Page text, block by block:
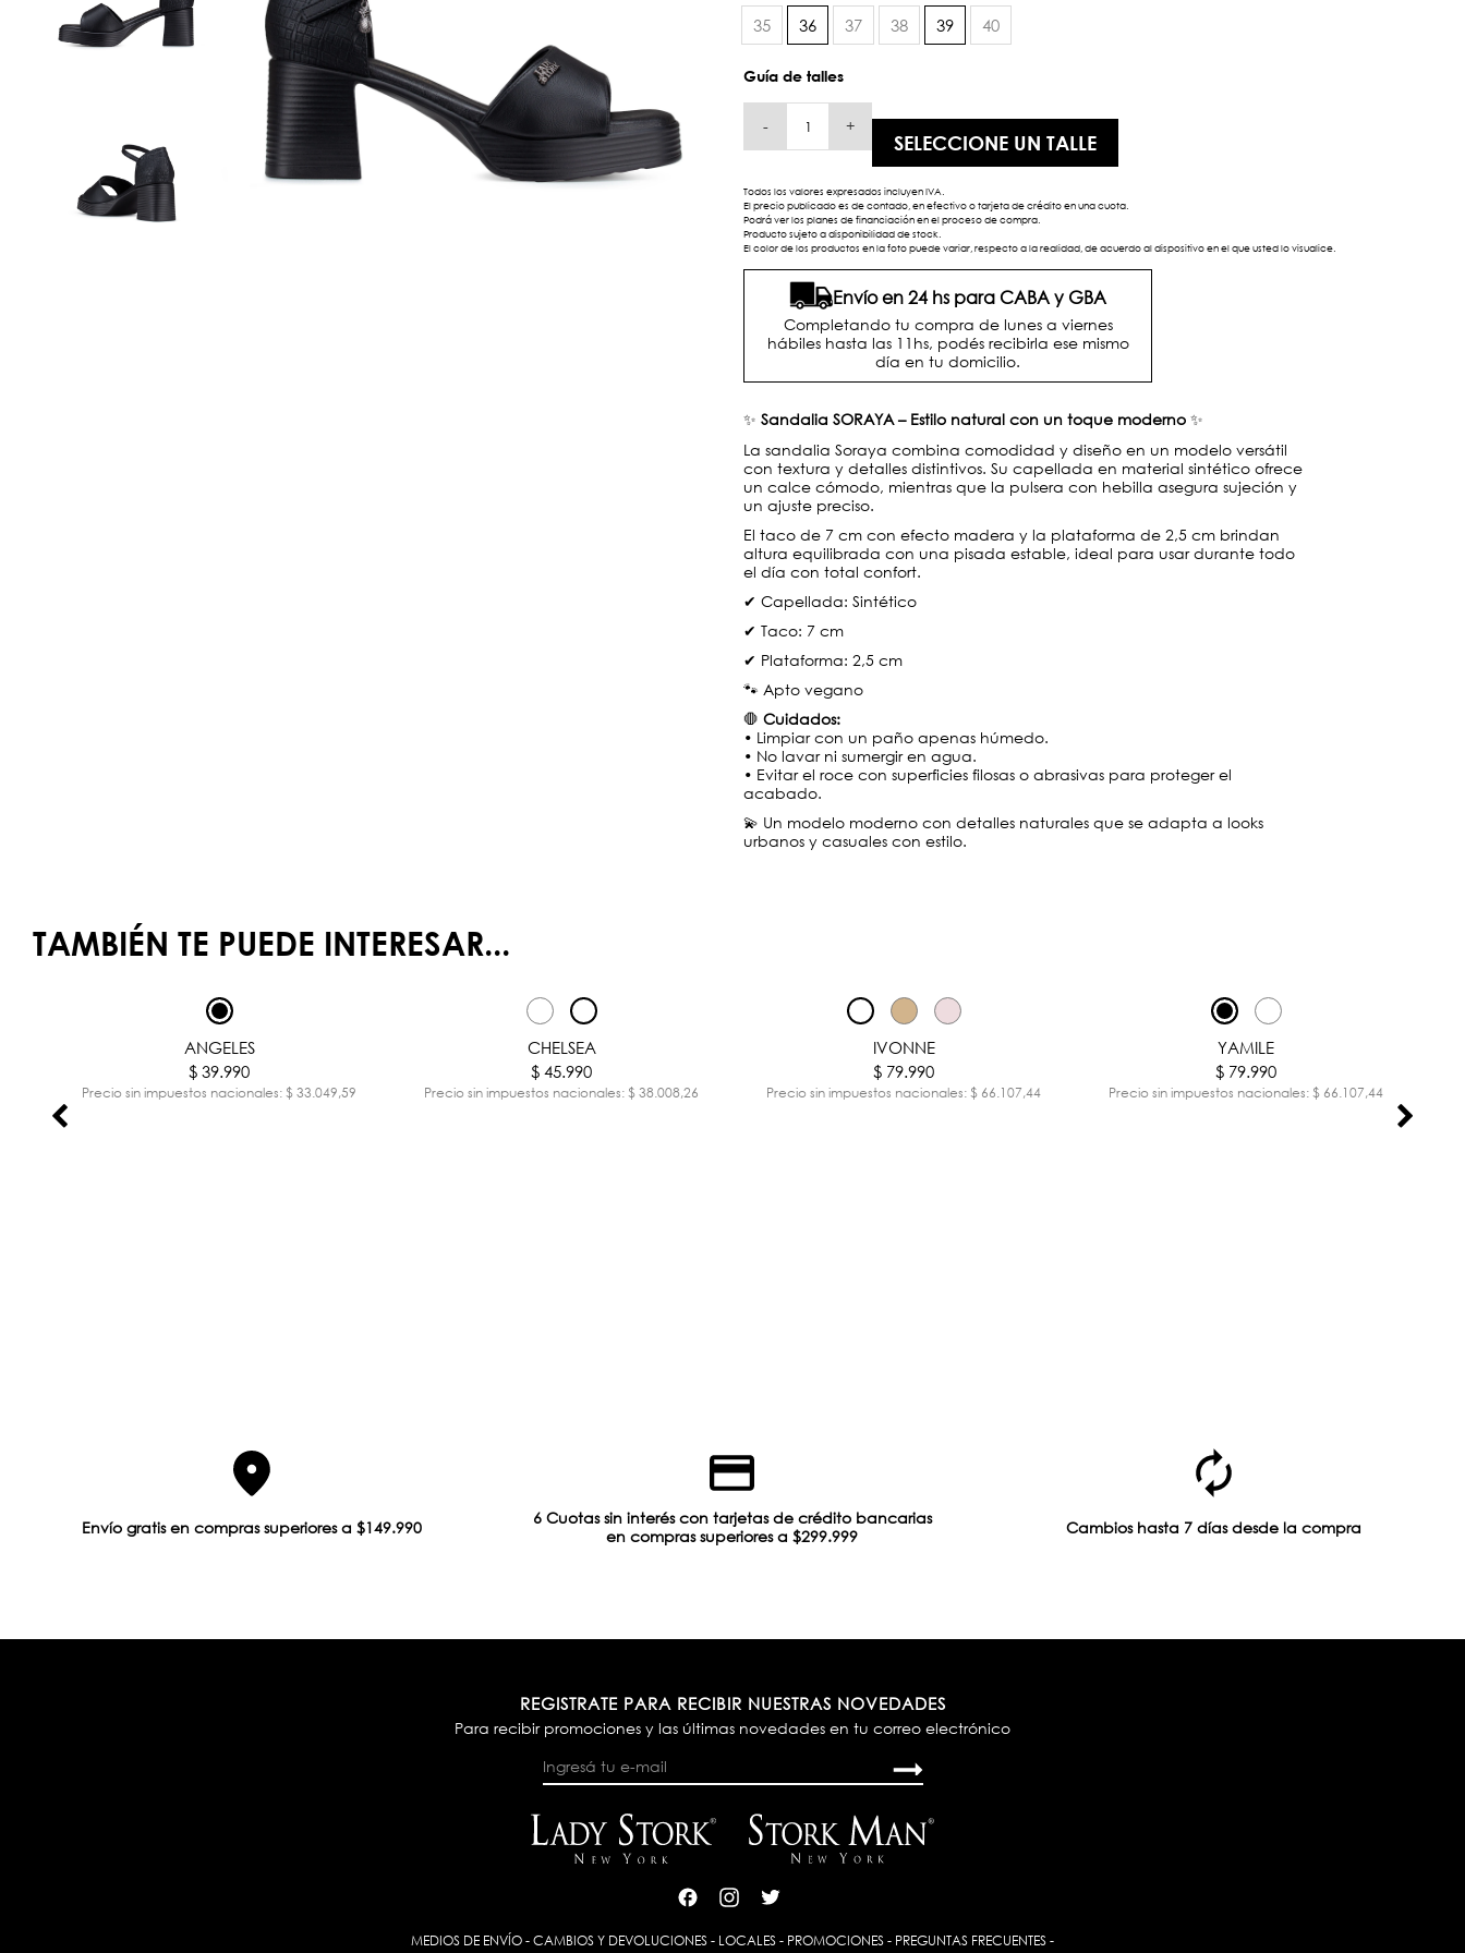
35 36 37 38 39 40
Guía de talles
- +
SELECCIONE UN TALLE
Todos los valores expresados incluyen IVA.
El precio publicado es de contado, en efectivo o tarjeta de crédito en una cuota.
Podrá ver los planes de financiación en el proceso de compra.
Producto sujeto a disponibilidad de stock.
El color de los productos en la foto puede variar, respecto a la realidad, de acuerdo al dispositivo en el que usted lo visualice.
Envío en 24 hs para CABA y GBA
Completando tu compra de lunes a viernes
hábiles hasta las 11hs, podés recibirla ese mismo
día en tu domicilio.
✨ Sandalia SORAYA – Estilo natural con un toque moderno ✨
La sandalia Soraya combina comodidad y diseño en un modelo versátil
con textura y detalles distintivos. Su capellada en material sintético ofrece
un calce cómodo, mientras que la pulsera con hebilla asegura sujeción y
un ajuste preciso.
El taco de 7 cm con efecto madera y la plataforma de 2,5 cm brindan
altura equilibrada con una pisada estable, ideal para usar durante todo
el día con total confort.
✔ Capellada: Sintético
✔ Taco: 7 cm
✔ Plataforma: 2,5 cm
🐾 Apto vegano
🛑 Cuidados:
• Limpiar con un paño apenas húmedo.
• No lavar ni sumergir en agua.
• Evitar el roce con superficies filosas o abrasivas para proteger el
acabado.
💫 Un modelo moderno con detalles naturales que se adapta a looks
urbanos y casuales con estilo.
TAMBIÉN TE PUEDE INTERESAR...
ANGELES
$ 39.990
Precio sin impuestos nacionales: $ 33.049,59
CHELSEA
$ 45.990
Precio sin impuestos nacionales: $ 38.008,26
IVONNE
$ 79.990
Precio sin impuestos nacionales: $ 66.107,44
YAMILE
$ 79.990
Precio sin impuestos nacionales: $ 66.107,44
Envío gratis en compras superiores a $149.990
6 Cuotas sin interés con tarjetas de crédito bancarias
en compras superiores a $299.999
Cambios hasta 7 días desde la compra
REGISTRATE PARA RECIBIR NUESTRAS NOVEDADES
Para recibir promociones y las últimas novedades en tu correo electrónico
MEDIOS DE ENVÍO - CAMBIOS Y DEVOLUCIONES - LOCALES - PROMOCIONES - PREGUNTAS FRECUENTES -